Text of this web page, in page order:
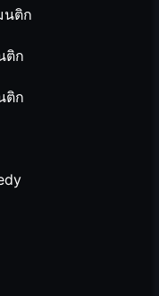
นติก
ติก
ติก